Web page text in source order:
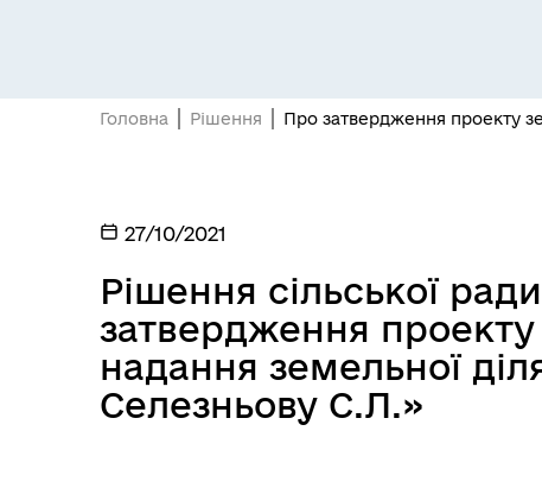
Головна Рішення Про затвердження проекту
27/10/2021
Рішення сільської
затвердження
надання земельної
Селезньову С.Л.»